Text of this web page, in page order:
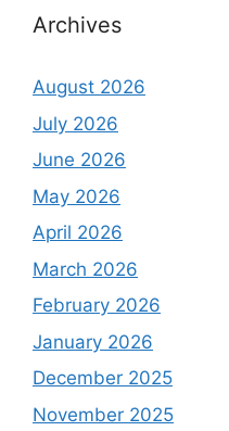
Archives
August 2026
July 2026
June 2026
May 2026
April 2026
March 2026
February 2026
January 2026
December 2025
November 2025